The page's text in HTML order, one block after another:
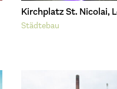
Kirchplatz St. Nicolai,
Städtebau